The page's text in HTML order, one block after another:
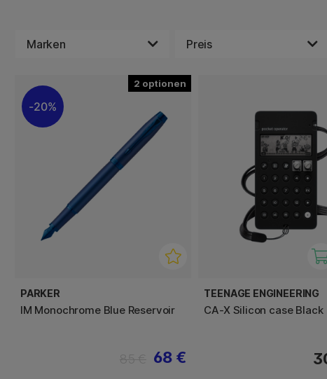
Marken Preis
2
20%
PARKER
IM Monochrome Blue Reservoir
68 €
TEENAGE ENGINEERING
CA-X Silicon case Black